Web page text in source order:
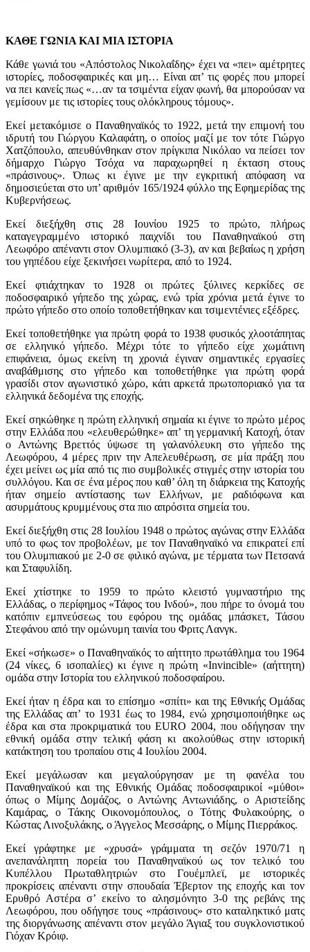
ΚΑΘΕ ΓΩΝΙΑ ΚΑΙ ΜΙΑ ΙΣΤΟΡΙΑ
Κάθε γωνιά του «Απόστολος Νικολαΐδης» έχει να «πει» αμέτρητες
ιστορίες, ποδοσφαιρικές και μη… Είναι απ’ τις φορές που μπορεί
να πει κανείς πως «…αν τα τσιμέντα είχαν φωνή, θα μπορούσαν να
γεμίσουν με τις ιστορίες τους ολόκληρους τόμους».
Εκεί μετακόμισε ο Παναθηναϊκός το 1922, μετά την επιμονή του
ιδρυτή του Γιώργου Καλαφάτη, ο οποίος μαζί με τον τότε Γιώργο
Χατζόπουλο, απευθύνθηκαν στον πρίγκιπα Νικόλαο να πείσει τον
δήμαρχο Γιώργο Τσόχα να παραχωρηθεί η έκταση στους
«πράσινους». Όπως κι έγινε με την εγκριτική απόφαση να
δημοσιεύεται στο υπ’ αριθμόν 165/1924 φύλλο της Εφημερίδας της
Κυβερνήσεως.
Εκεί διεξήχθη στις 28 Ιουνίου 1925 το πρώτο, πλήρως
καταγεγραμμένο ιστορικό παιχνίδι του Παναθηναϊκού στη
Λεωφόρο απέναντι στον Ολυμπιακό (3-3), αν και βεβαίως η χρήση
του γηπέδου είχε ξεκινήσει νωρίτερα, από το 1924.
Εκεί φτιάχτηκαν το 1928 οι πρώτες ξύλινες κερκίδες σε
ποδοσφαιρικό γήπεδο της χώρας, ενώ τρία χρόνια μετά έγινε το
πρώτο γήπεδο στο οποίο τοποθετήθηκαν και τσιμεντένιες εξέδρες.
Εκεί τοποθετήθηκε για πρώτη φορά το 1938 φυσικός χλοοτάπητας
σε ελληνικό γήπεδο. Μέχρι τότε το γήπεδο είχε χωμάτινη
επιφάνεια, όμως εκείνη τη χρονιά έγιναν σημαντικές εργασίες
αναβάθμισης στο γήπεδο και τοποθετήθηκε για πρώτη φορά
γρασίδι στον αγωνιστικό χώρο, κάτι αρκετά πρωτοποριακό για τα
ελληνικά δεδομένα της εποχής.
Εκεί σηκώθηκε η πρώτη ελληνική σημαία κι έγινε το πρώτο μέρος
στην Ελλάδα που «ελευθερώθηκε» απ’ τη γερμανική Κατοχή, όταν
ο Αντώνης Βρεττός ύψωσε τη γαλανόλευκη στο γήπεδο της
Λεωφόρου, 4 μέρες πριν την Απελευθέρωση, σε μία πράξη που
έχει μείνει ως μία από τις πιο συμβολικές στιγμές στην ιστορία του
συλλόγου. Και σε ένα μέρος που καθ’ όλη τη διάρκεια της Κατοχής
ήταν σημείο αντίστασης των Ελλήνων, με ραδιόφωνα και
ασυρμάτους κρυμμένους στα πιο απρόσιτα σημεία του.
Εκεί διεξήχθη στις 28 Ιουλίου 1948 ο πρώτος αγώνας στην Ελλάδα
υπό το φως τον προβολέων, με τον Παναθηναϊκό να επικρατεί επί
του Ολυμπιακού με 2-0 σε φιλικό αγώνα, με τέρματα των Πετσανά
και Σταφυλίδη.
Εκεί χτίστηκε το 1959 το πρώτο κλειστό γυμναστήριο της
Ελλάδας, ο περίφημος «Τάφος του Ινδού», που πήρε το όνομά του
κατόπιν εμπνεύσεως του εφόρου της ομάδας μπάσκετ, Τάσου
Στεφάνου από την ομώνυμη ταινία του Φριτς Λανγκ.
Εκεί «σήκωσε» ο Παναθηναϊκός το αήττητο πρωτάθλημα του 1964
(24 νίκες, 6 ισοπαλίες) κι έγινε η πρώτη «Invincible» (αήττητη)
ομάδα στην Ιστορία του ελληνικού ποδοσφαίρου.
Εκεί ήταν η έδρα και το επίσημο «σπίτι» και της Εθνικής Ομάδας
της Ελλάδας απ’ το 1931 έως το 1984, ενώ χρησιμοποιήθηκε ως
έδρα και στα προκριματικά του EURO 2004, που οδήγησαν την
εθνική ομάδα στην τελική φάση κι ακολούθως στην ιστορική
κατάκτηση του τροπαίου στις 4 Ιουλίου 2004.
Εκεί μεγάλωσαν και μεγαλούργησαν με τη φανέλα του
Παναθηναϊκού και της Εθνικής Ομάδας ποδοσφαιρικοί «μύθοι»
όπως ο Μίμης Δομάζος, ο Αντώνης Αντωνιάδης, ο Αριστείδης
Καμάρας, ο Τάκης Οικονομόπουλος, ο Τότης Φυλακούρης, ο
Κώστας Λινοξυλάκης, ο Άγγελος Μεσσάρης, ο Μίμης Πιερράκος.
Εκεί γράφτηκε με «χρυσά» γράμματα τη σεζόν 1970/71 η
ανεπανάληπτη πορεία του Παναθηναϊκού ως τον τελικό του
Κυπέλλου Πρωταθλητριών στο Γουέμπλεϊ, με ιστορικές
προκρίσεις απέναντι στην σπουδαία Έβερτον της εποχής και τον
Ερυθρό Αστέρα σ’ εκείνο το αλησμόνητο 3-0 της ρεβάνς της
Λεωφόρου, που οδήγησε τους «πράσινους» στο καταληκτικό ματς
της διοργάνωσης απέναντι στον μεγάλο Άγιαξ του συγκλονιστικού
Γιόχαν Κρόιφ.